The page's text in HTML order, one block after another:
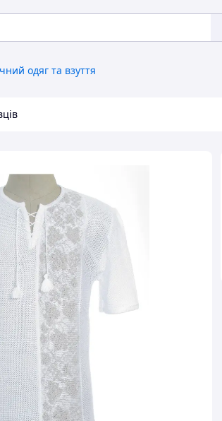
одяг та взуття